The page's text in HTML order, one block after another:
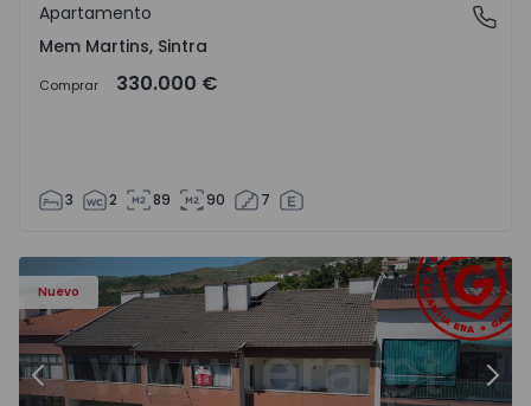
Mem Martins, Sintra
Apartamento
Mem Martins, Sintra
Comprar 330.000 €
3 2 89 90 7
Nuevo
- 18
Apartamento T2 Covilhã, Covilhã e Canhoso - 1497806 -
Anterior